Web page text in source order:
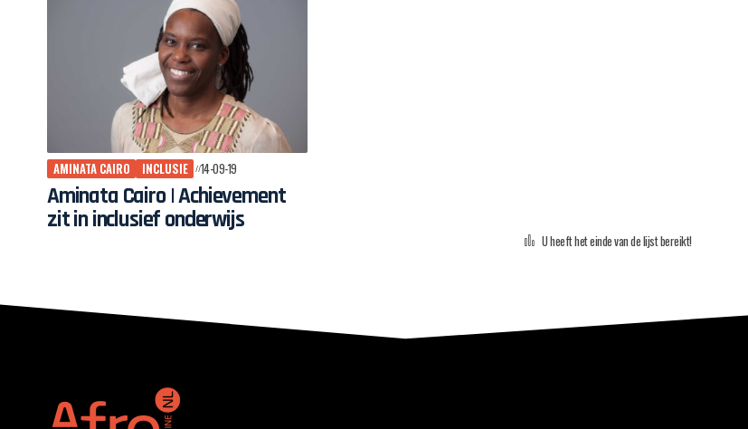
AMINATA CAIRO INCLUSIE 14-09-19
Aminata Cairo | Achievement
zit in inclusief onderwijs
U heeft het einde van de lijst bereikt!